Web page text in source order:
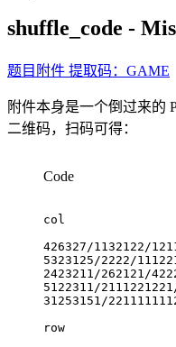
shuffle_code -
题目附件 提取码：GAME
附件本身是一个倒过来的
二维码，扫码可得：
Code
col
426327/1132122/
5323125/2222/
2423211/262121/
5122311/
31253151/
row